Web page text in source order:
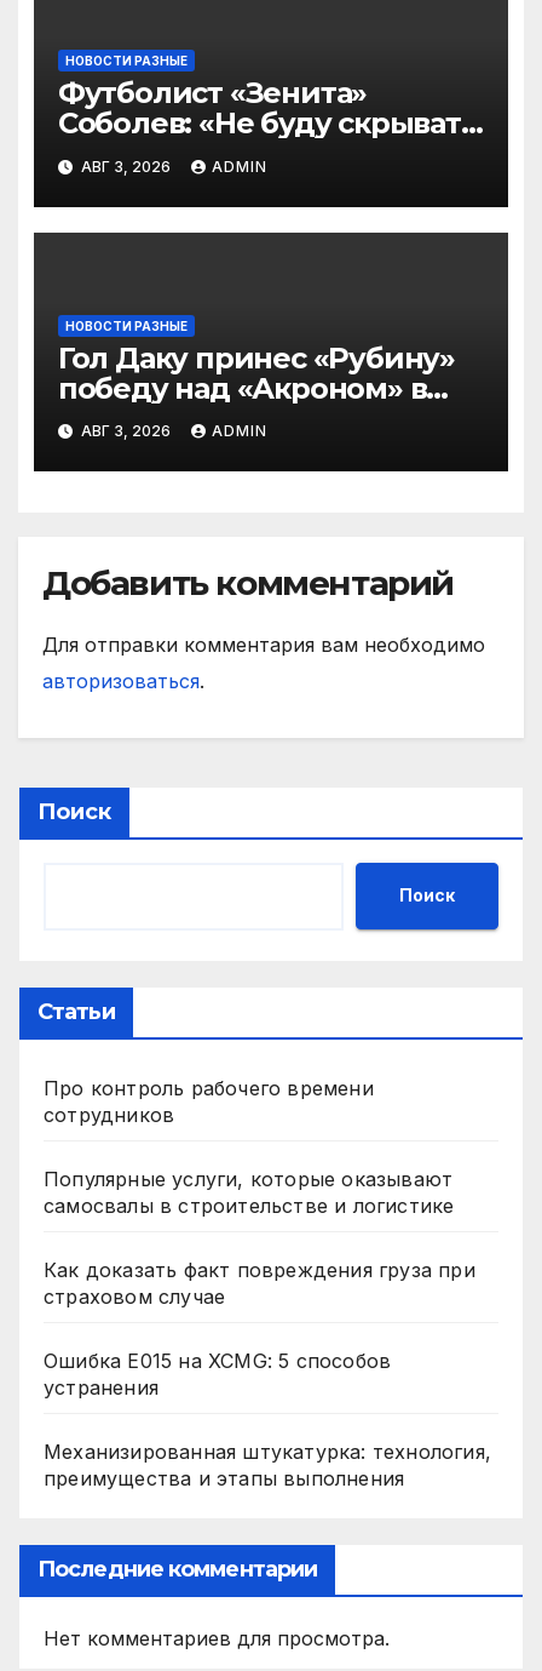
НОВОСТИ РАЗНЫЕ
Футболист «Зенита»
Соболев: «Не буду скрывать
— в Оренбурге всегда
тяжело играть»
АВГ 3, 2026 ADMIN
НОВОСТИ РАЗНЫЕ
Гол Даку принес «Рубину»
победу над «Акроном» в
матче РПЛ
АВГ 3, 2026 ADMIN
Добавить комментарий
Для отправки комментария вам необходимо
авторизоваться.
Поиск
Поиск
Статьи
Про контроль рабочего времени
сотрудников
Популярные услуги, которые оказывают
самосвалы в строительстве и логистике
Как доказать факт повреждения груза при
страховом случае
Ошибка E015 на XCMG: 5 способов
устранения
Механизированная штукатурка: технология,
преимущества и этапы выполнения
Последние комментарии
Нет комментариев для просмотра.